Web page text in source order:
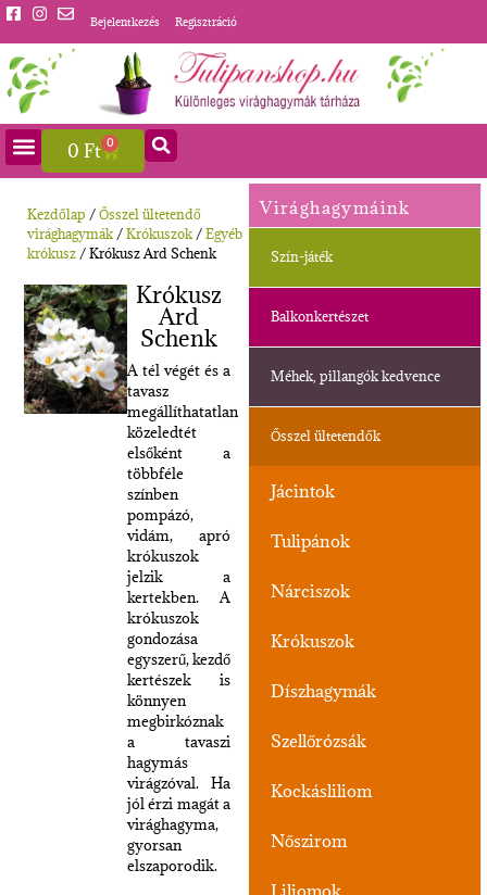
Bejelentkezés Regisztráció
0 Ft 0
Virághagymáink
Szín-játék
Balkonkertészet
Méhek, pillangók kedvence
Ősszel ültetendők
Jácintok
Tulipánok
Nárciszok
Krókuszok
Díszhagymák
Szellőrózsák
Kockásliliom
Nőszirom
Kezdőlap /Ősszel ültetendő
virághagymák/Krókuszok/Egyéb
krókusz / Krókusz Ard Schenk
Krókusz
Ard
Schenk
A tél végét és a
tavasz
megállíthatatlan
közeledtét
elsőként a
többféle
színben
pompázó,
vidám, apró
krókuszok
jelzik a
kertekben. A
krókuszok
gondozása
egyszerű, kezdő
kertészek is
könnyen
megbirkóznak
a tavaszi
hagymás
virágzóval. Ha
jól érzi magát a
virághagyma,
gyorsan
elszaporodik.